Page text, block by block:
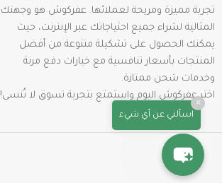
تجربة مميزة ومريحة لعملائها. عفركوش هو وجهتك
المثالية لشراء جميع احتياجاتك عبر الإنترنت، حيث
يمكنك الحصول على تشكيلة متنوعة من أفضل
المنتجات بأسعار تنافسية مع خيارات دفع مرنة
وخدمات شحن ممتازة.
اختر عفركوش اليوم واستمتع بتجربة تسوق لا تُنسى!
اسألني عن أي شيء
×